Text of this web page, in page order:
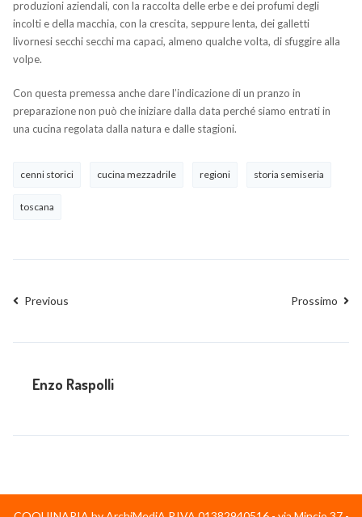
produzioni aziendali, con la raccolta delle erbe e dei profumi degli
incolti e della macchia, con la crescita, seppure lenta, dei galletti
livornesi secchi secchi ma capaci, almeno qualche volta, di sfuggire alla
volpe.
Con questa premessa anche dare l’indicazione di un pranzo in
preparazione non può che iniziare dalla data perché siamo entrati in
una cucina regolata dalla natura e dalle stagioni.
cenni storici cucina mezzadrile regioni storia semiseria
toscana
Previous Prossimo
Enzo Raspolli